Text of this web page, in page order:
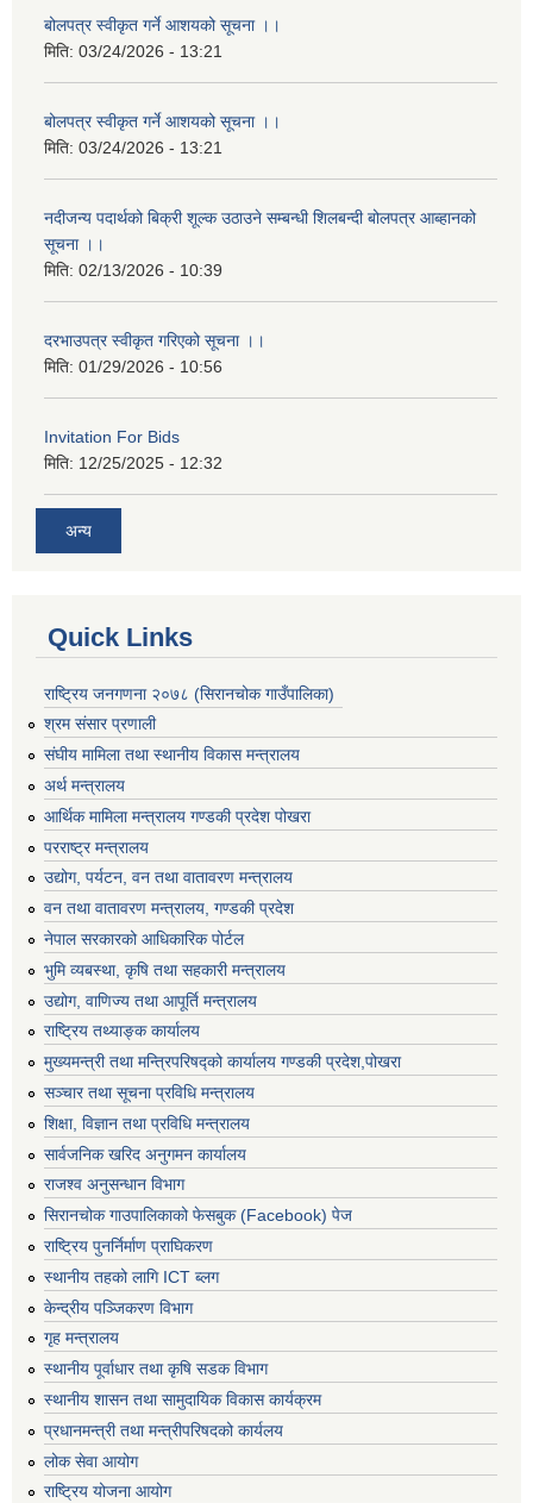
बोलपत्र स्वीकृत गर्ने आशयको सूचना ।।
मिति: 03/24/2026 - 13:21
बोलपत्र स्वीकृत गर्ने आशयको सूचना ।।
मिति: 03/24/2026 - 13:21
नदीजन्य पदार्थको बिक्री शूल्क उठाउने सम्बन्धी शिलबन्दी बोलपत्र आब्हानको
सूचना ।।
मिति: 02/13/2026 - 10:39
दरभाउपत्र स्वीकृत गरिएको सूचना ।।
मिति: 01/29/2026 - 10:56
Invitation For Bids
मिति: 12/25/2025 - 12:32
अन्य
Quick Links
राष्ट्रिय जनगणना २०७८ (सिरानचोक गाउँपालिका)
श्रम संसार प्रणाली
संघीय मामिला तथा स्थानीय विकास मन्त्रालय
अर्थ मन्त्रालय
आर्थिक मामिला मन्त्रालय गण्डकी प्रदेश पोखरा
परराष्ट्र मन्त्रालय
उद्योग, पर्यटन, वन तथा वातावरण मन्त्रालय
वन तथा वातावरण मन्त्रालय, गण्डकी प्रदेश
नेपाल सरकारको आधिकारिक पोर्टल
भुमि व्यबस्था, कृषि तथा सहकारी मन्त्रालय
उद्योग, वाणिज्य तथा आपूर्ति मन्त्रालय
राष्ट्रिय तथ्याङ्क कार्यालय
मुख्यमन्त्री तथा मन्त्रिपरिषद्को कार्यालय गण्डकी प्रदेश,पोखरा
सञ्‍चार तथा सूचना प्रविधि मन्त्रालय
शिक्षा, विज्ञान तथा प्रविधि मन्त्रालय
सार्वजनिक खरिद अनुगमन कार्यालय
राजश्व अनुसन्धान विभाग
सिरानचोक गाउपालिकाको फेसबुक (Facebook) पेज
राष्ट्रिय पुनर्निर्माण प्राघिकरण
स्थानीय तहको लागि ICT ब्लग
केन्द्रीय पञ्जिकरण विभाग
गृह मन्त्रालय
स्थानीय पूर्वाधार तथा कृषि सडक विभाग
स्थानीय शासन तथा सामुदायिक विकास कार्यक्रम
प्रधानमन्त्री तथा मन्त्रीपरिषदको कार्यलय
लोक सेवा आयोग
राष्ट्रिय योजना आयोग